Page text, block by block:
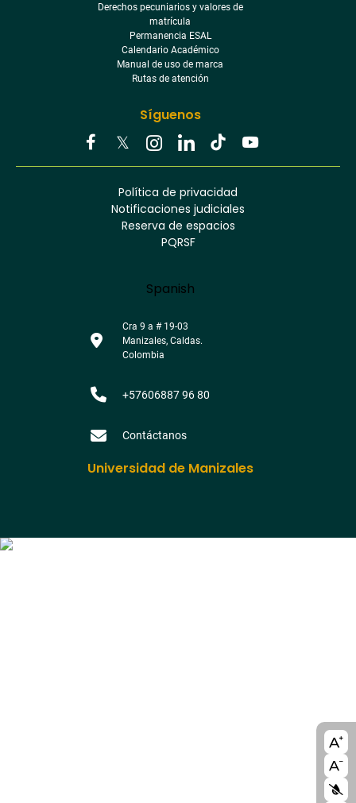
A11y
Síguenos
TwitterInstagramLinkedinTiktokYoutube
Derechos pecuniarios y valores de
matrícula
Permanencia ESAL
Calendario Académico
Manual de uso de marca
Rutas de atención
Política de privacidad
Notificaciones judiciales
Reserva de espacios
PQRSF
Language
Spanish
Cra 9 a # 19-03
Manizales, Caldas.
Colombia
+57606887 96 80
Contáctanos
Universidad de Manizales